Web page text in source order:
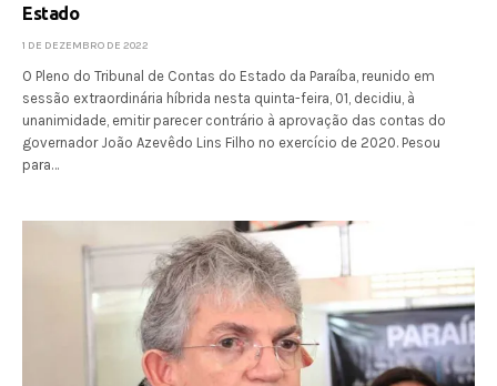
Estado
1 DE DEZEMBRO DE 2022
O Pleno do Tribunal de Contas do Estado da Paraíba, reunido em
sessão extraordinária híbrida nesta quinta-feira, 01, decidiu, à
unanimidade, emitir parecer contrário à aprovação das contas do
governador João Azevêdo Lins Filho no exercício de 2020. Pesou
para…